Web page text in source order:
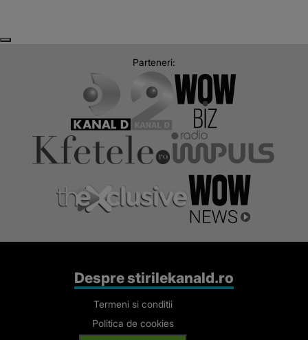
Despre stirilekanald.ro
Termeni si conditii
Gestionați preferințele
Cod deontologic
Avertisment